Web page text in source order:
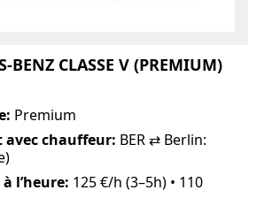
BENZ CLASSE V (PREMIUM)
Premium
avec chauffeur: BER ⇄ Berlin:
l’heure: 125 €/h (3–5h) • 110